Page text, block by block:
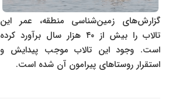
گزارش‌های زمین‌شناسی منطقه، عمر این
تالاب را بیش از ۴۰ هزار سال برآورد کرده
است. وجود این تالاب موجب پیدایش و
استقرار روستاهای پیرامون آن شده است.